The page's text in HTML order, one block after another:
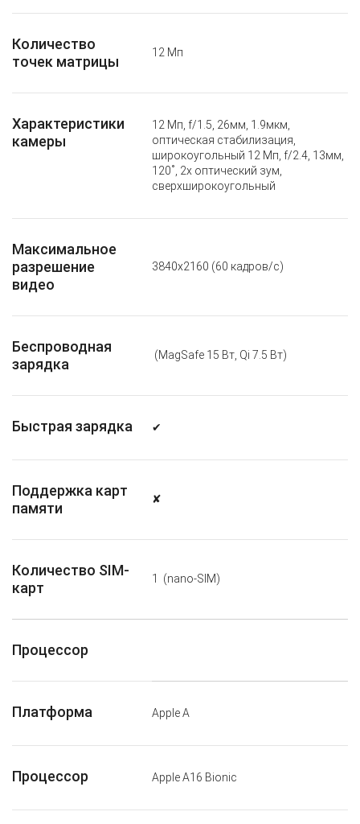
Количество
точек матрицы
12 Мп
Характеристики
камеры
12 Мп, f/1.5, 26мм, 1.9мкм,
оптическая стабилизация,
широкоугольный 12 Мп, f/2.4, 13мм,
120˚, 2x оптический зум,
сверхширокоугольный
Максимальное
разрешение
видео
3840x2160 (60 кадров/с)
Беспроводная
зарядка
(MagSafe 15 Вт, Qi 7.5 Вт)
Быстрая зарядка ✔
Поддержка карт
памяти
✘
Количество SIM-
карт
1 (nano-SIM)
Процессор
Платформа Apple A
Процессор Apple A16 Bionic